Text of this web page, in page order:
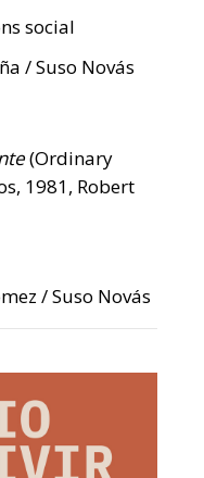
social
/ Suso Novás
(Ordinary
1981, Robert
/ Suso Novás